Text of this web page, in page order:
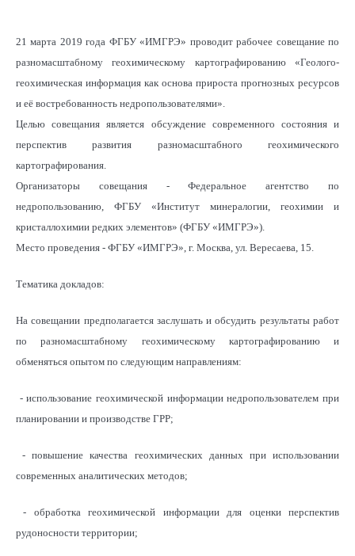
21 марта 2019 года ФГБУ «ИМГРЭ» проводит рабочее совещание по
разномасштабному геохимическому картографированию «Геолого-
геохимическая информация как основа прироста прогнозных ресурсов
и её востребованность недропользователями».
Целью совещания является обсуждение современного состояния и
перспектив развития разномасштабного геохимического
картографирования.
Организаторы совещания - Федеральное агентство по
недропользованию, ФГБУ «Институт минералогии, геохимии и
кристаллохимии редких элементов» (ФГБУ «ИМГРЭ»).
Место проведения - ФГБУ «ИМГРЭ», г. Москва, ул. Вересаева, 15.
Тематика докладов:
На совещании предполагается заслушать и обсудить результаты работ
по разномасштабному геохимическому картографированию и
обменяться опытом по следующим направлениям:
- использование геохимической информации недропользователем при
планировании и производстве ГРР;
- повышение качества геохимических данных при использовании
современных аналитических методов;
- обработка геохимической информации для оценки перспектив
рудоносности территории;